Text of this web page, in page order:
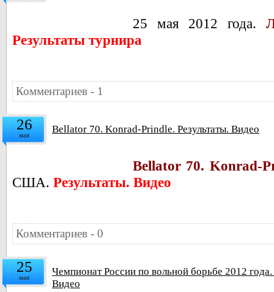
25 мая 2012 года.
Результаты турнира
Комментариев - 1
26
мая Bellator 70. Konrad-Prindle. Результаты. Видео
Bellator 70. Konrad-
США. Результаты. Видео
Комментариев - 0
25
мая
Чемпионат России по вольной борьбе 2012 года.
Видео